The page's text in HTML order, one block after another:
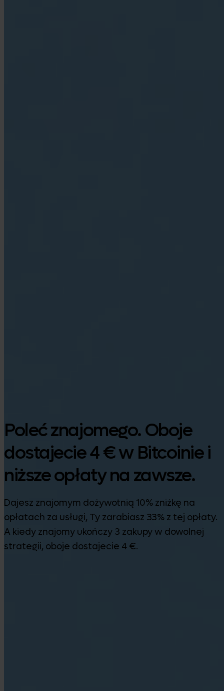
Poleć znajomego. Oboje
dostajecie 4 € w Bitcoinie i
niższe opłaty na zawsze.
Dajesz znajomym dożywotnią 10% zniżkę na
opłatach za usługi, Ty zarabiasz 33% z tej opłaty.
A kiedy znajomy ukończy 3 zakupy w dowolnej
strategii, oboje dostajecie 4 €.